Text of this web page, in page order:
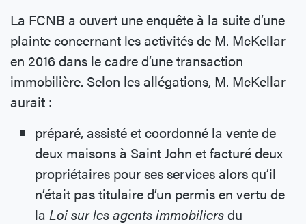
La FCNB a ouvert une enquête à la suite d’une
plainte concernant les activités de M. McKellar
en 2016 dans le cadre d’une transaction
immobilière. Selon les allégations, M. McKellar
aurait :
préparé, assisté et coordonné la vente de
deux maisons à Saint John et facturé deux
propriétaires pour ses services alors qu’il
n’était pas titulaire d’un permis en vertu de
la Loi sur les agents immobiliersdu